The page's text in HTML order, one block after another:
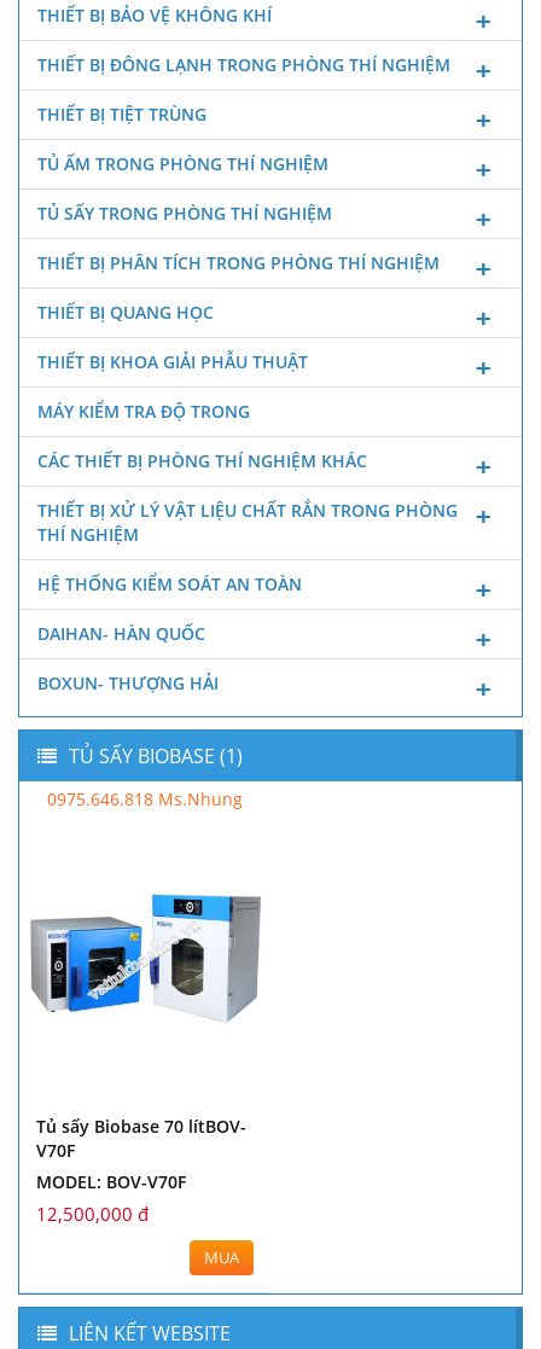
THIẾT BỊ BẢO VỆ KHÔNG KHÍ
THIẾT BỊ ĐÔNG LẠNH TRONG PHÒNG THÍ NGHIỆM
THIẾT BỊ TIỆT TRÙNG
TỦ ẤM TRONG PHÒNG THÍ NGHIỆM
TỦ SẤY TRONG PHÒNG THÍ NGHIỆM
THIẾT BỊ PHÂN TÍCH TRONG PHÒNG THÍ NGHIỆM
THIẾT BỊ QUANG HỌC
THIẾT BỊ KHOA GIẢI PHẪU THUẬT
MÁY KIỂM TRA ĐỘ TRONG
CÁC THIẾT BỊ PHÒNG THÍ NGHIỆM KHÁC
THIẾT BỊ XỬ LÝ VẬT LIỆU CHẤT RẮN TRONG PHÒNG
THÍ NGHIỆM
HỆ THỐNG KIỂM SOÁT AN TOÀN
DAIHAN- HÀN QUỐC
BOXUN- THƯỢNG HẢI
TỦ SẤY BIOBASE (1)
0975.646.818 Ms.Nhung
Tủ sấy Biobase 70 lítBOV-
V70F
MODEL: BOV-V70F
12,500,000 đ
MUA
LIÊN KẾT WEBSITE